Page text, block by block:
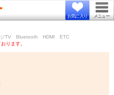
お気に入り メニュー
ジTV Bluetooth HDMI ETC
ります。